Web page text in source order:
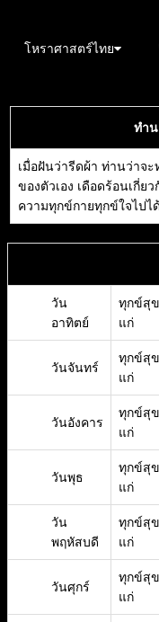
โหราศาสตร์ไทย
ทำน
เมื่อฝันว่ารีดผ้า ท่านว่าจ
ของตัวเอง เดือดร้อนเกี่ย
ความทุกข์กายทุกข์ใจไปไ
วัน
อาทิตย์
ทุกข์สุ
แก่
วันจันทร์
ทุกข์สุ
แก่
วันอังคาร
ทุกข์สุ
แก่
วันพุธ
ทุกข์สุ
แก่
วัน
พฤหัสบดี
ทุกข์สุ
แก่
วันศุกร์
ทุกข์สุ
แก่